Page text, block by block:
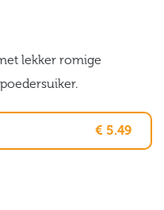
lekker romige
€ 5.49